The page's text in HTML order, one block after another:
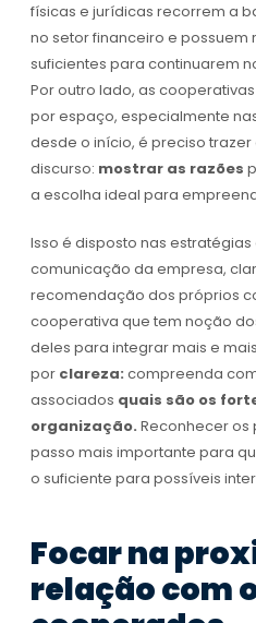
físicas e jurídicas recorrem a
no setor financeiro e possuem
suficientes para continuarem
Por outro lado, as
por espaço, especialmente
desde o início, é preciso
discurso: mostrar as razões
a escolha ideal para
Isso é disposto nas
comunicação da empresa,
recomendação dos próprios
cooperativa que tem noção
deles para integrar mais e
por clareza: compreenda
associados quais são os
organização. Reconhecer os
passo mais importante para
o suficiente para possíveis
Focar na
relação com